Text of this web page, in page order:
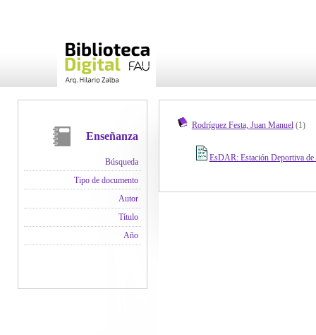
Enseñanza
Búsqueda
Tipo de documento
Autor
Título
Año
Rodríguez Festa, Juan Manuel(1)
EsDAR: Estación Deportiva